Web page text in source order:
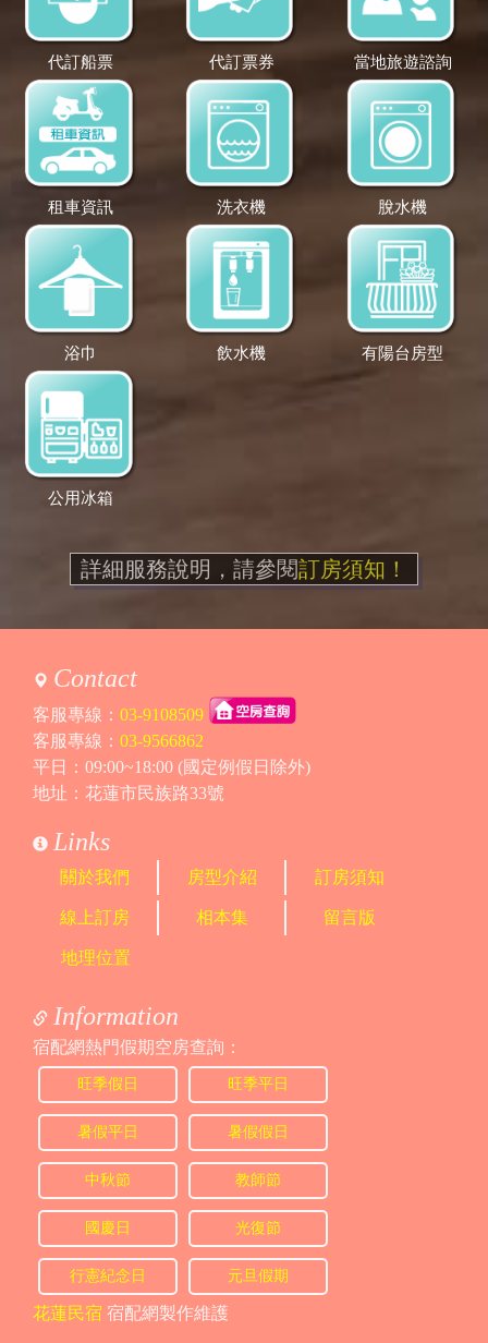
代訂船票 代訂票券 當地旅遊諮詢
租車資訊 洗衣機 脫水機
浴巾 飲水機 有陽台房型
公用冰箱
詳細服務說明，請參閱訂房須知！
Contact
客服專線： 03-9108509
客服專線： 03-9566862
平日：09:00~18:00 (國定例假日除外)
地址：花蓮市民族路33號
Links
關於我們 房型介紹 訂房須知
線上訂房 相本集 留言版
地理位置
Information
宿配網熱門假期空房查詢：
旺季假日 旺季平日
暑假平日 暑假假日
中秋節 教師節
國慶日 光復節
行憲紀念日 元旦假期
花蓮民宿 宿配網製作維護